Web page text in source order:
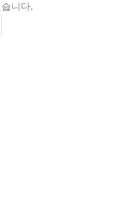
니다.